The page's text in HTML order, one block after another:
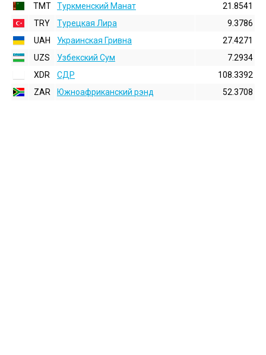
TMT
Туркменский Манат
21.8541
TRY
Турецкая Лира
9.3786
UAH
Украинская Гривна
27.4271
UZS
Узбекский Сум
7.2934
XDR
СДР
108.3392
ZAR
Южноафриканский рэнд 52.3708